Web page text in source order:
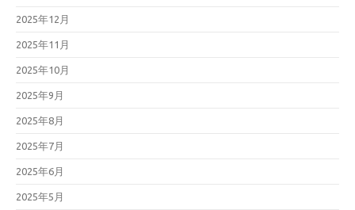
2025年12月
2025年11月
2025年10月
2025年9月
2025年8月
2025年7月
2025年6月
2025年5月